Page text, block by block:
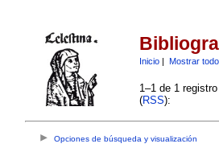
Inicio| Mostrar todo
1–1 de 1
(RSS):
Opciones de búsqueda y visualización